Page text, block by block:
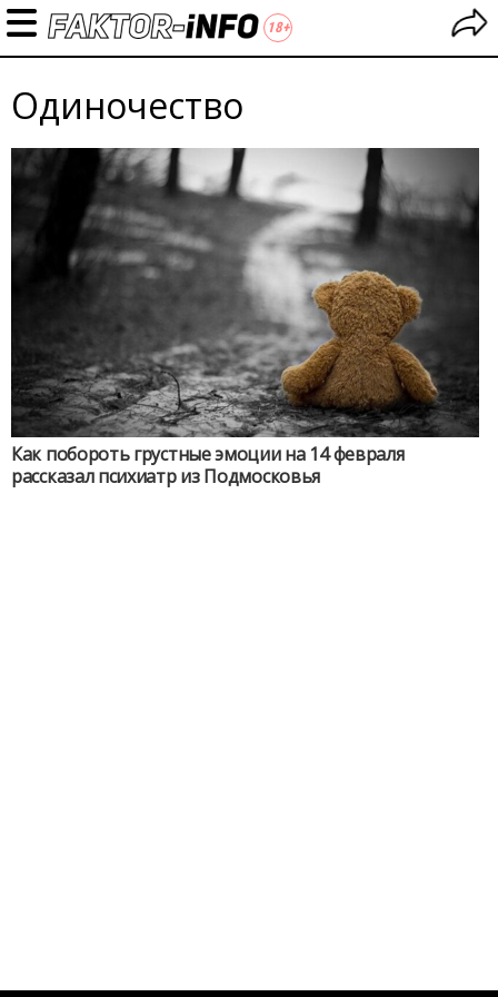
Одиночество
Как побороть грустные эмоции на 14 февраля
рассказал психиатр из Подмосковья